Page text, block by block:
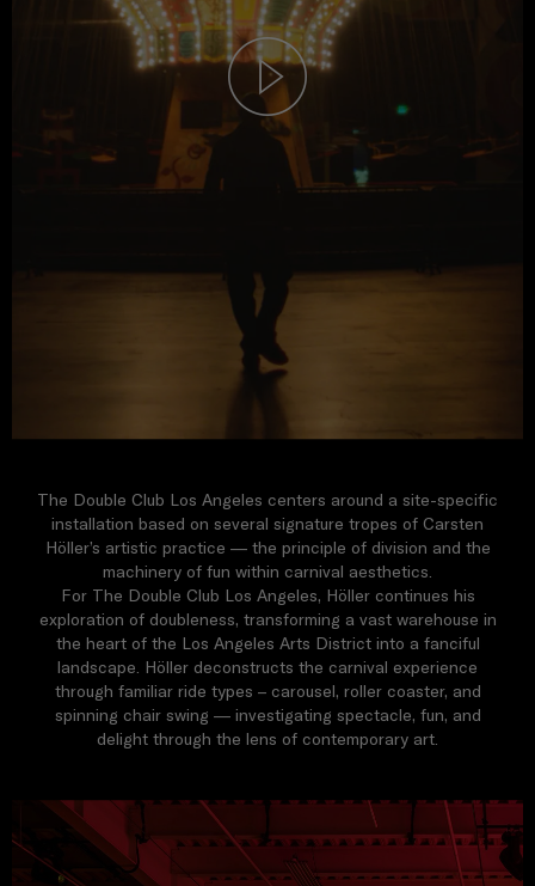
The Double Club Los Angeles centers around a site-specific
installation based on several signature tropes of Carsten
Höller’s artistic practice — the principle of division and the
machinery of fun within carnival aesthetics.
For The Double Club Los Angeles, Höller continues his
exploration of doubleness, transforming a vast warehouse in
the heart of the Los Angeles Arts District into a fanciful
landscape. Höller deconstructs the carnival experience
through familiar ride types – carousel, roller coaster, and
spinning chair swing — investigating spectacle, fun, and
delight through the lens of contemporary art.